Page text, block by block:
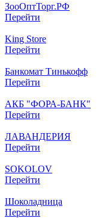
ЗооОптТорг.РФ
Перейти
King Store
Перейти
Банкомат Тинькофф
Перейти
АКБ "ФОРА-БАНК"
Перейти
ЛАВАНДЕРИЯ
Перейти
SOKOLOV
Перейти
Шоколадница
Перейти